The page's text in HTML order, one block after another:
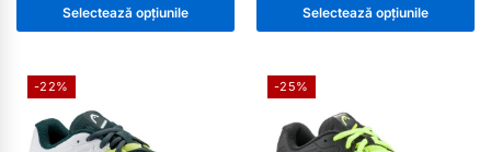
Selectează opțiunile Selectează opțiunile
-22% -25%